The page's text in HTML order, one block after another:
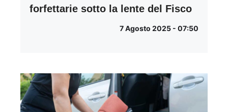
forfettarie sotto la lente del Fisco
7 Agosto 2025 - 07:50